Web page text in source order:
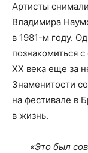
Артисты
Владимира
в 1981-м году.
познакомиться
XX века еще за
Знаменитости
на фестивале в
в жизнь.
«Это был